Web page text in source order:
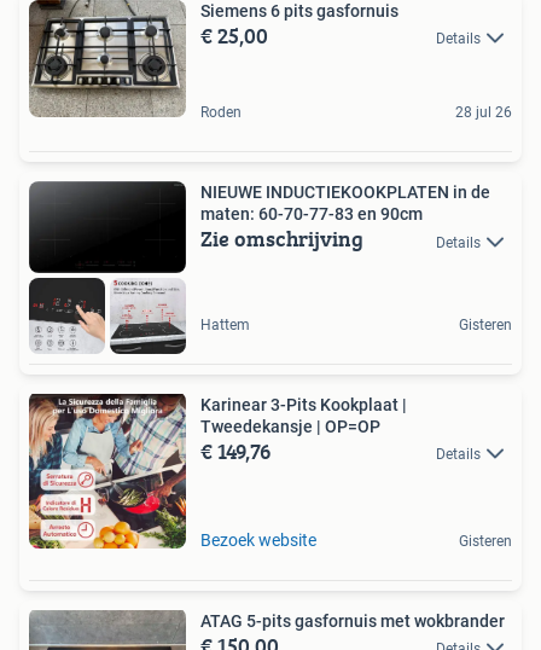
Siemens 6 pits gasfornuis
€ 25,00 Details
Roden 28 jul 26
NIEUWE INDUCTIEKOOKPLATEN in de
maten: 60-70-77-83 en 90cm
Zie omschrijving Details
Hattem Gisteren
Karinear 3-Pits Kookplaat |
Tweedekansje | OP=OP
€ 149,76 Details
Bezoek website Gisteren
ATAG 5-pits gasfornuis met wokbrander